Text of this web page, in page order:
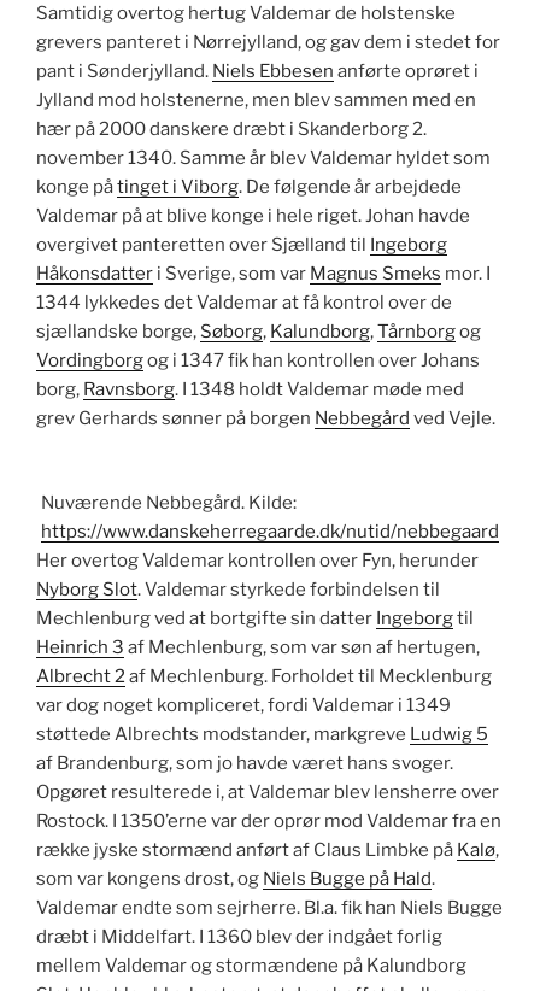
Samtidig overtog hertug Valdemar de holstenske
grevers panteret i Nørrejylland, og gav dem i stedet for
pant i Sønderjylland. Niels Ebbesen anførte oprøret i
Jylland mod holstenerne, men blev sammen med en
hær på 2000 danskere dræbt i Skanderborg 2.
november 1340. Samme år blev Valdemar hyldet som
konge påtinget i Viborg. De følgende år arbejdede
Valdemar på at blive konge i hele riget. Johan havde
overgivet panteretten over Sjælland til Ingeborg
Håkonsdatter i Sverige, som var Magnus Smeks mor. I
1344 lykkedes det Valdemar at få kontrol over de
sjællandske borge, Søborg, Kalundborg,Tårnborgog
Vordingborgog i 1347 fik han kontrollen over Johans
borg, Ravnsborg. I 1348 holdt Valdemar møde med
grev Gerhards sønner på borgen Nebbegård ved Vejle.
Nuværende Nebbegård. Kilde:
https://www.danskeherregaarde.dk/nutid/nebbegaard
Her overtog Valdemar kontrollen over Fyn, herunder
Nyborg Slot. Valdemar styrkede forbindelsen til
Mechlenburg ved at bortgifte sin datter Ingeborgtil
Heinrich 3 af Mechlenburg, som var søn af hertugen,
Albrecht 2af Mechlenburg. Forholdet til Mecklenburg
var dog noget kompliceret, fordi Valdemar i 1349
støttede Albrechts modstander, markgreve Ludwig 5
af Brandenburg, som jo havde været hans svoger.
Opgøret resulterede i, at Valdemar blev lensherre over
Rostock. I 1350’erne var der oprør mod Valdemar fra en
række jyske stormænd anført af Claus Limbke på Kalø,
som var kongens drost, og Niels Bugge på Hald.
Valdemar endte som sejrherre. Bl.a. fik han Niels Bugge
dræbt i Middelfart. I 1360 blev der indgået forlig
mellem Valdemar og stormændene på Kalundborg